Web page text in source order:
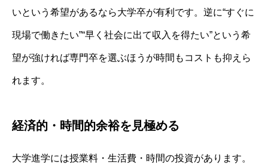
いという希望があるなら大学卒が有利です。逆に“すぐに
現場で働きたい”“早く社会に出て収入を得たい”という希
望が強ければ専門卒を選ぶほうが時間もコストも抑えら
れます。
経済的・時間的余裕を見極める
大学進学には授業料・生活費・時間の投資があります。